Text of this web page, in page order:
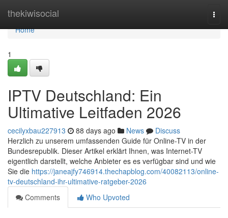
thekiwisocial
Home
Home
1
IPTV Deutschland: Ein
Ultimative Leitfaden 2026
cecilyxbau227913 88 days ago News
Discuss
Herzlich zu unserem umfassenden Guide für Online-TV in der
Bundesrepublik. Dieser Artikel erklärt Ihnen, was Internet-TV
eigentlich darstellt, welche Anbieter es es verfügbar sind und wie
Sie die https://janeajfy746914.thechapblog.com/40082113/online-
tv-deutschland-ihr-ultimative-ratgeber-2026
Comments
Who Upvoted